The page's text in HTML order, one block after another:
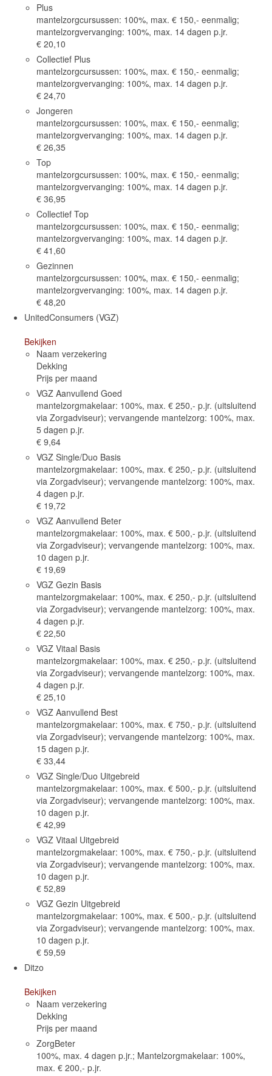
Time Appointments Booking
Contact Form
Book an Appointment
Plus
mantelzorgcursussen: 100%, max. € 150,- eenmalig;
mantelzorgvervanging: 100%, max. 14 dagen p.jr.
€ 20,10
Collectief Plus
mantelzorgcursussen: 100%, max. € 150,- eenmalig;
mantelzorgvervanging: 100%, max. 14 dagen p.jr.
€ 24,70
Jongeren
mantelzorgcursussen: 100%, max. € 150,- eenmalig;
mantelzorgvervanging: 100%, max. 14 dagen p.jr.
€ 26,35
Top
mantelzorgcursussen: 100%, max. € 150,- eenmalig;
mantelzorgvervanging: 100%, max. 14 dagen p.jr.
€ 36,95
Collectief Top
mantelzorgcursussen: 100%, max. € 150,- eenmalig;
mantelzorgvervanging: 100%, max. 14 dagen p.jr.
€ 41,60
Gezinnen
mantelzorgcursussen: 100%, max. € 150,- eenmalig;
mantelzorgvervanging: 100%, max. 14 dagen p.jr.
€ 48,20
UnitedConsumers (VGZ)
Bekijken
Naam verzekering
Dekking
Prijs per maand
VGZ Aanvullend Goed
mantelzorgmakelaar: 100%, max. € 250,- p.jr. (uitsluitend
via Zorgadviseur); vervangende mantelzorg: 100%, max.
5 dagen p.jr.
€ 9,64
VGZ Single/Duo Basis
mantelzorgmakelaar: 100%, max. € 250,- p.jr. (uitsluitend
via Zorgadviseur); vervangende mantelzorg: 100%, max.
4 dagen p.jr.
€ 19,72
VGZ Aanvullend Beter
mantelzorgmakelaar: 100%, max. € 500,- p.jr. (uitsluitend
via Zorgadviseur); vervangende mantelzorg: 100%, max.
10 dagen p.jr.
€ 19,69
VGZ Gezin Basis
mantelzorgmakelaar: 100%, max. € 250,- p.jr. (uitsluitend
via Zorgadviseur); vervangende mantelzorg: 100%, max.
4 dagen p.jr.
€ 22,50
VGZ Vitaal Basis
mantelzorgmakelaar: 100%, max. € 250,- p.jr. (uitsluitend
via Zorgadviseur); vervangende mantelzorg: 100%, max.
4 dagen p.jr.
€ 25,10
VGZ Aanvullend Best
mantelzorgmakelaar: 100%, max. € 750,- p.jr. (uitsluitend
via Zorgadviseur); vervangende mantelzorg: 100%, max.
15 dagen p.jr.
€ 33,44
VGZ Single/Duo Uitgebreid
mantelzorgmakelaar: 100%, max. € 500,- p.jr. (uitsluitend
via Zorgadviseur); vervangende mantelzorg: 100%, max.
10 dagen p.jr.
€ 42,99
VGZ Vitaal Uitgebreid
mantelzorgmakelaar: 100%, max. € 750,- p.jr. (uitsluitend
via Zorgadviseur); vervangende mantelzorg: 100%, max.
10 dagen p.jr.
€ 52,89
VGZ Gezin Uitgebreid
mantelzorgmakelaar: 100%, max. € 500,- p.jr. (uitsluitend
via Zorgadviseur); vervangende mantelzorg: 100%, max.
10 dagen p.jr.
€ 59,59
Ditzo
Bekijken
Naam verzekering
Dekking
Prijs per maand
ZorgBeter
100%, max. 4 dagen p.jr.; Mantelzorgmakelaar: 100%,
max. € 200,- p.jr.